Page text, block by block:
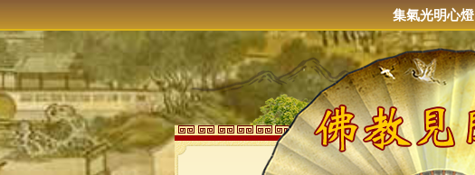
集氣光明心燈